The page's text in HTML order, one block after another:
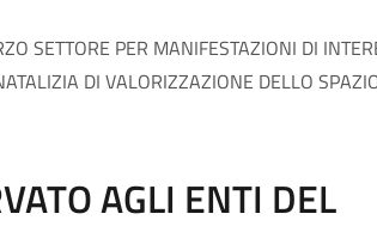
SETTORE PER MANIFESTAZIONI DI
DI VALORIZZAZIONE DELLO
AGLI ENTI DEL